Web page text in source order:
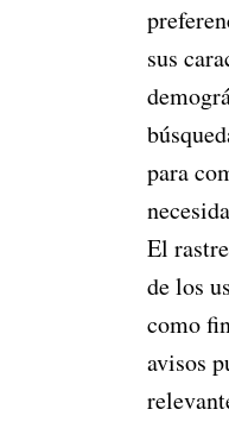
sus
para
El
de los
como
avisos